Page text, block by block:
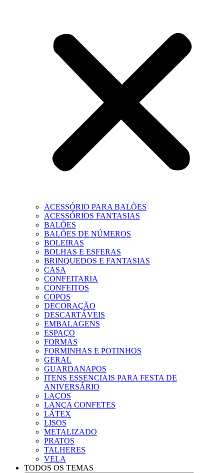
ACESSÓRIO PARA BALÕES
ACESSÓRIOS FANTASIAS
BALÕES
BALÕES DE NÚMEROS
BOLEIRAS
BOLHAS E ESFERAS
BRINQUEDOS E FANTASIAS
CASA
CONFEITARIA
CONFEITOS
COPOS
DECORAÇÃO
DESCARTÁVEIS
EMBALAGENS
ESPAÇO
FORMAS
FORMINHAS E POTINHOS
GERAL
GUARDANAPOS
ITENS ESSENCIAIS PARA FESTA DE
ANIVERSÁRIO
LAÇOS
LANÇA CONFETES
LÁTEX
LISOS
METALIZADO
PRATOS
TALHERES
VELA
TODOS OS TEMAS